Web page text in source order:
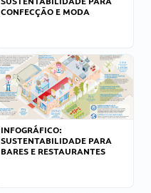
CONFECÇÃO E MODA
INFOGRÁFICO:
SUSTENTABILIDADE PARA
BARES E RESTAURANTES